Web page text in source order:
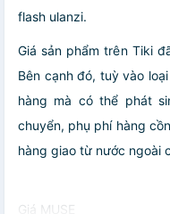
flash ulanzi.
Giá sản phẩm trên Tiki
Bên cạnh đó, tuỳ vào
hàng mà có thể phát
chuyển, phụ phí hàng
hàng giao từ nước ngoài
Giá MUSE